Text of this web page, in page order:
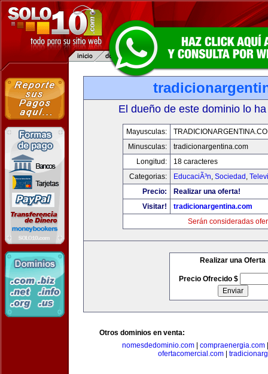
El dueño de este dominio lo
Mayusculas:
Minusculas:
tradicionargentina.com
Longitud:
18 caracteres
Categorias:
EducaciÃ³n, Sociedad ,
Precio:
Realizar una oferta!
Visitar!
tradicionargentina.com
Serán consideradas
Realizar una Oferta
Precio Ofrecido $
Otros dominios en venta:
nomesdedominio.com| compraenergia.com
ofertacomercial.com